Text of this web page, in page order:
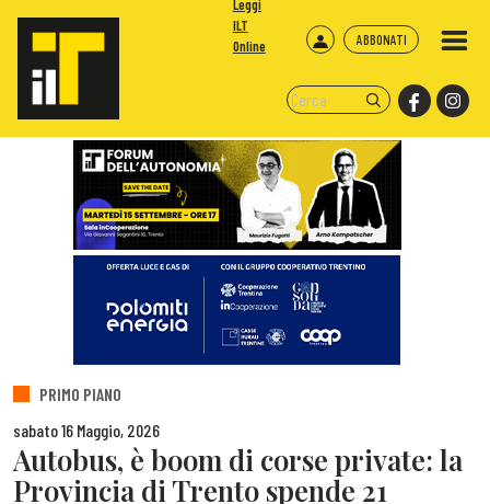
ABBONATI
Leggi
ILT
Online
PRIMO PIANO
sabato 16 Maggio, 2026
Autobus, è boom di corse private: la
Provincia di Trento spende 21